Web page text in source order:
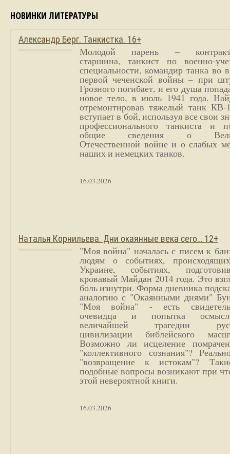
НОВИНКИ ЛИТЕРАТУРЫ
Александр Берг. Танкистка. 16+
Молодой парень –
старшина, танкист по военно-
специальности, командир танка во
первой чеченской войны – при
Грозного погибает, и его душа
новое тело, в июль 1941 года.
отремонтировав тяжелый танк
вступает в бой, используя все свои
профессионального танкиста и
общие сведения о
Отечественной войне и о слабых
наших и немецких танков.
16.03.2026
Наталья Корнильева. Дни окаянные века сего… 12+
"Моя война" началась с писем к
людям о событиях,
Украине, событиях,
кровавый Майдан 2014 года. Это
боль изнутри. Форма дневника
аналогию с "Окаянными днями"
"Моя война" - есть
очевидца и попытка
величайшей трагедии
цивилизации библейского
Возможно ли исцеление
"коллективного сознания"?
"возвращение к истокам"?
подобные вопросы возникают при
этой невероятной книги.
16.03.2026